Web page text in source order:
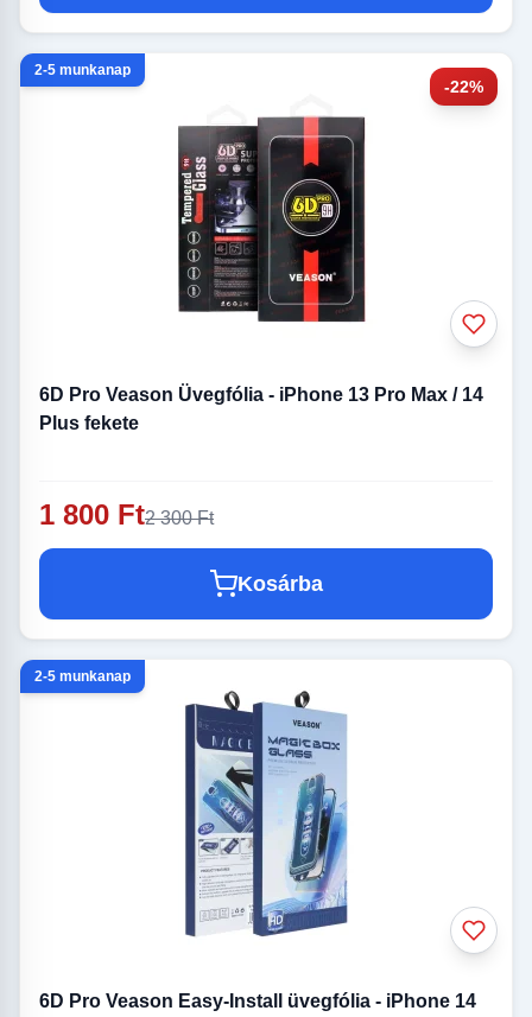
-22%
2-5 munkanap
6D Pro Veason Üvegfólia - iPhone 13 Pro Max / 14
Plus fekete
1 800 Ft2 300 Ft
Kosárba
2-5 munkanap
6D Pro Veason Easy-Install üvegfólia - iPhone 14